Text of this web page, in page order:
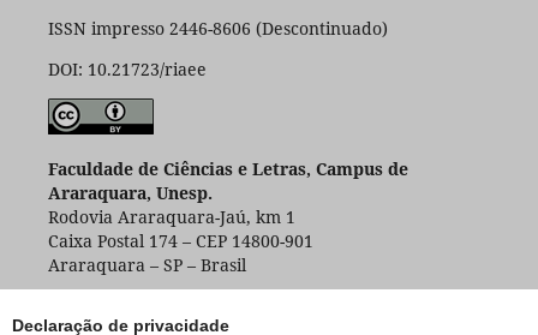
Declaração de privacidade
ISSN impresso 2446-8606 (Descontinuado)
DOI: 10.21723/riaee
Faculdade de Ciências e Letras, Campus de
Araraquara, Unesp.
Rodovia Araraquara-Jaú, km 1
Caixa Postal 174 – CEP 14800-901
Araraquara – SP – Brasil